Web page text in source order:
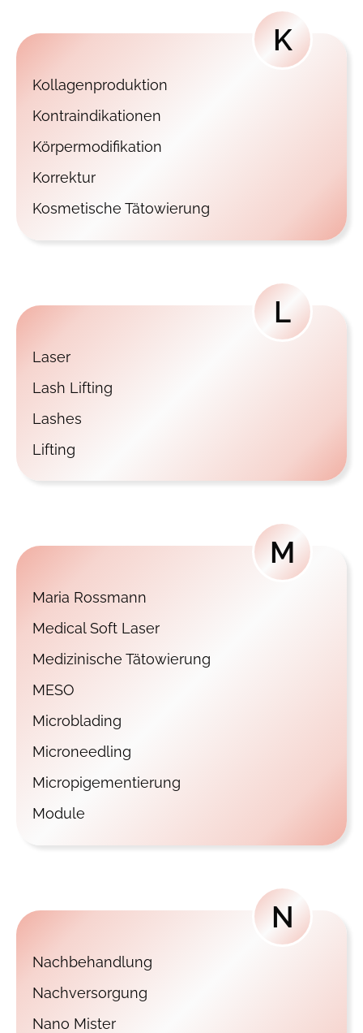
K
Kollagenproduktion
Kontraindikationen
Körpermodifikation
Korrektur
Kosmetische Tätowierung
L
Laser
Lash Lifting
Lashes
Lifting
M
Maria Rossmann
Medical Soft Laser
Medizinische Tätowierung
MESO
Microblading
Microneedling
Micropigementierung
Module
N
Nachbehandlung
Nachversorgung
Nano Mister